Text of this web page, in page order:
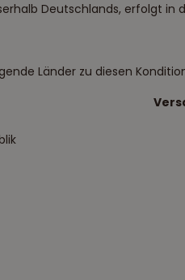
Deutschlands, erfolgt in
Länder zu diesen